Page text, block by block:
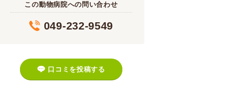
この動物病院への問い合わせ
049-232-9549
口コミを投稿する